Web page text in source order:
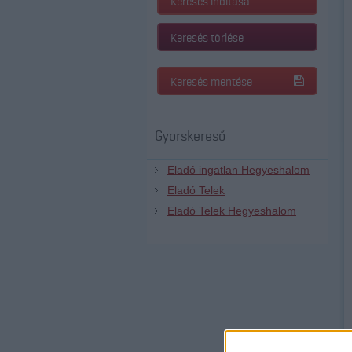
Keresés törlése
Keresés mentése
Gyorskereső
Eladó ingatlan Hegyeshalom
Eladó Telek
Eladó Telek Hegyeshalom